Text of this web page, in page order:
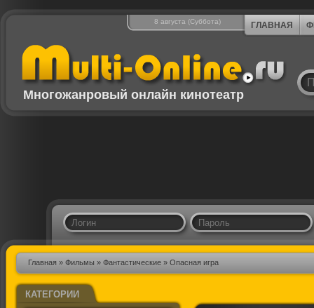
8 августа (Суббота) ГЛАВНАЯ
Многожанровый онлайн кинотеатр
Главная » Фильмы » Фантастические » Опасная игра
КАТЕГОРИИ